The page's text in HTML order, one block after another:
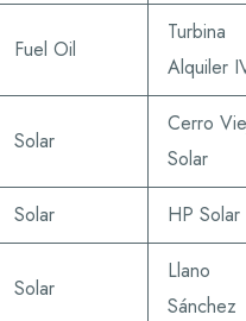
Fuel Oil
Turbina
Alquiler
Solar
Cerro
Solar
Solar HP Solar
Solar
Llano
Sánchez